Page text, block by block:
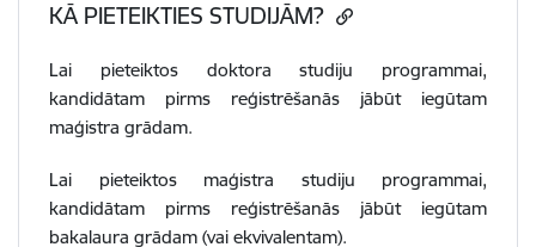
KĀ PIETEIKTIES STUDIJĀM?
Lai pieteiktos doktora studiju programmai,
kandidātam pirms reģistrēšanās jābūt iegūtam
maģistra grādam.
Lai pieteiktos maģistra studiju programmai,
kandidātam pirms reģistrēšanās jābūt iegūtam
bakalaura grādam (vai ekvivalentam).